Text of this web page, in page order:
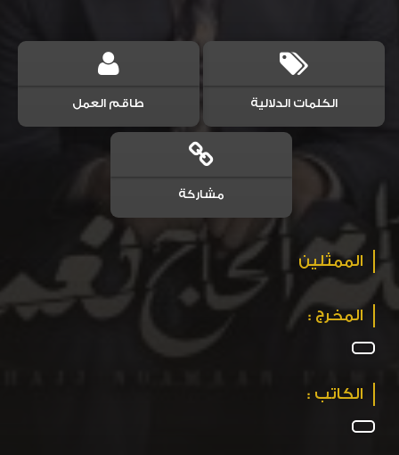
الكلمات الدلالية طاقم العمل
مشاركة
الممثلين
المخرج :
الكاتب :